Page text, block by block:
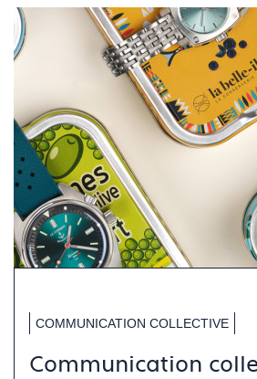
COMMUNICATION COLLECTIVE
Communication